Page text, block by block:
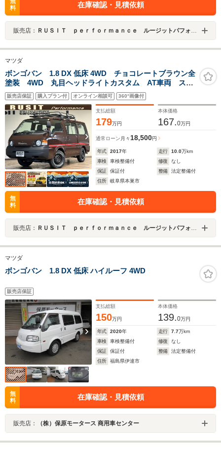
料
在庫確認・見積依頼
販売店： ＲＵＳＩＴ ｐｅｒｆｏｒｍａｎｃｅ ルージットパフォーマンス
マツダ
ボンゴバン 1.8 DX 低床 4WD チョコレートブラウン全
塗装 4WD 丸目ヘッドライトカスタム AT車両 スチ
ールホイールマットブラック塗装 新品MAXXIS
BUCKSHOT ブロックタイヤ ルーフラック オリジナ
ルサイドデカール
販売店保証 購入プラン付 オンライン相談可 360°画像付
支払総額
179万円
本体価格
167.0万円
通常ローン 月々 18,500円
年式 2017年 走行 10.0万km
車検
車検整備付 修復
なし
保証
保証付 整備
法定整備付
住所
岐阜県本巣市
無
料
在庫確認・見積依頼
販売店： ＲＵＳＩＴ ｐｅｒｆｏｒｍａｎｃｅ ルージットパフォーマンス
マツダ
ボンゴバン 1.8 DX 低床 ハイルーフ 4WD
販売店保証
支払総額
150万円
本体価格
139.0万円
年式 2020年 走行 7.7万km
車検
車検整備付 修復
なし
保証
保証付 整備
法定整備付
住所
福島県伊達市
無
料
在庫確認・見積依頼
販売店： （株）保原モータース 商用車センター